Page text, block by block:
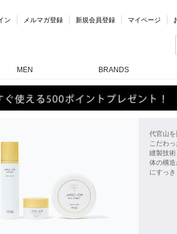
ン メルマガ登録 新規会員登録 マイページ
MEN BRANDS
代官山
こだわ
縫製技
体の構
にすっき